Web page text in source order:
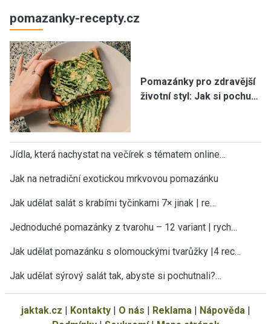
pomazanky-recepty.cz
Pomazánky pro zdravější
životní styl: Jak si pochu…
Jídla, která nachystat na večírek s tématem online…
Jak na netradiční exotickou mrkvovou pomazánku
Jak udělat salát s krabími tyčinkami 7× jinak | re…
Jednoduché pomazánky z tvarohu – 12 variant | rych…
Jak udělat pomazánku s olomouckými tvarůžky |4 rec…
Jak udělat sýrový salát tak, abyste si pochutnali?…
jaktak.cz | Kontakty| O nás | Reklama | Nápověda |